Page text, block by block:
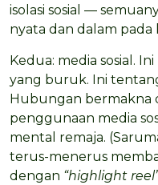
isolasi sosial —
nyata dan dalam pada
Kedua: media sosial.
yang buruk. Ini
Hubungan bermakna
penggunaan media
mental remaja.
terus-menerus
dengan “highlight